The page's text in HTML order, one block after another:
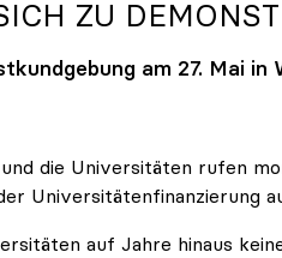
ZU
am 27. Mai in
die Universitäten rufen
Universitätenfinanzierung
auf Jahre hinaus